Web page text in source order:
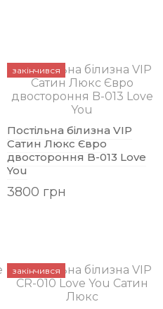
закінчився
Постільна білизна VIP
Сатин Люкс Євро
двостороння B-013 Love
You
3800 грн
закінчився